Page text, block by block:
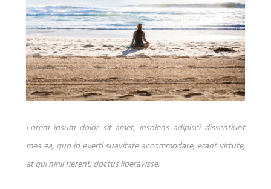
Lorem ipsum dolor sit amet, insolens adipisci dissentiunt
mea ea, quo id everti suavitate accommodare, erant virtute,
at qui nihil fierent, doctus liberavisse.